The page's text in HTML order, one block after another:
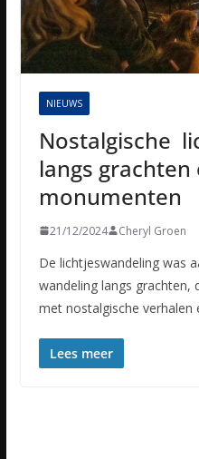
NIEUWS
Nostalgische
langs grachten
monumenten
21/12/2024 Cheryl Groen
De lichtjeswandeling was
wandeling langs grachten,
met nostalgische verhalen
Lees meer